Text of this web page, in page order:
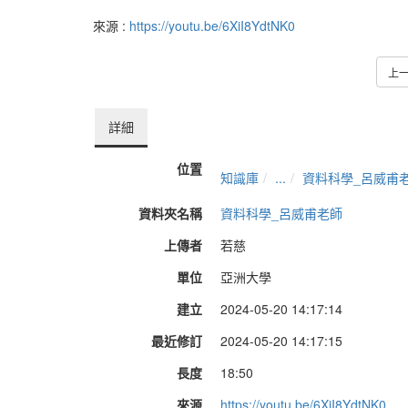
來源 : https://youtu.be/6XiI8YdtNK0
上
詳細
位置 知識庫 ...
資料科學_呂威甫
資料夾名稱
資料科學_呂威甫老師
上傳者
若慈
單位
亞洲大學
建立
2024-05-20 14:17:14
最近修訂
2024-05-20 14:17:15
長度
18:50
來源
https://youtu.be/6XiI8YdtNK0